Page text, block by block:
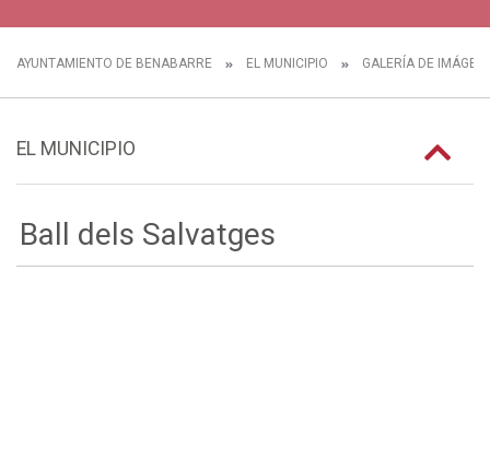
AYUNTAMIENTO DE BENABARRE EL MUNICIPIO GALERÍA DE
EL MUNICIPIO
Ball dels Salvatges